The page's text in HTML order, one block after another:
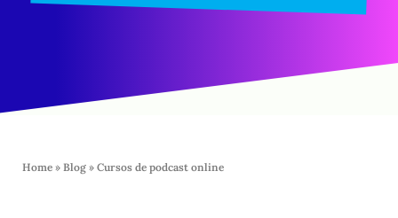
Home » Blog » Cursos de podcast online